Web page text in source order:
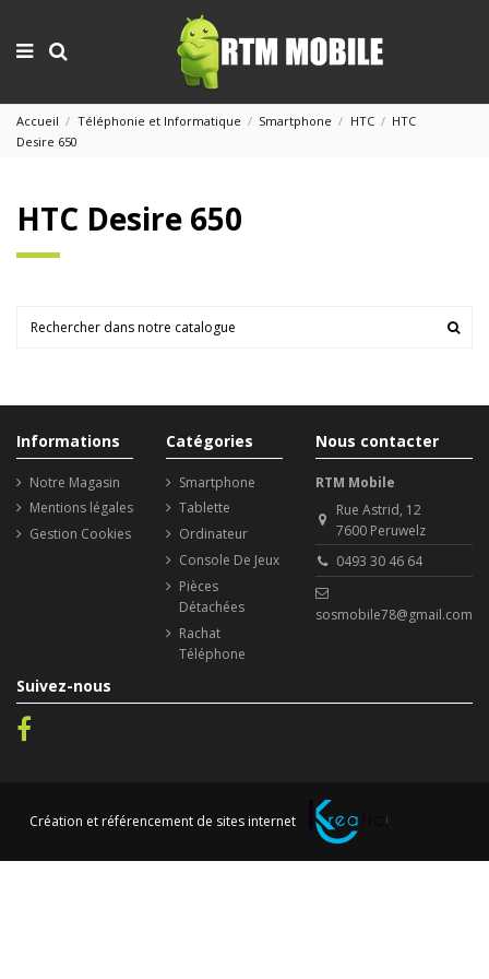
Accueil Téléphonie et Informatique Smartphone HTC
HTC
Desire 650
HTC Desire 650
Informations
Notre Magasin
Mentions légales
Gestion Cookies
Catégories
Smartphone
Tablette
Ordinateur
Console De Jeux
Pièces
Détachées
Rachat
Téléphone
Nous contacter
RTM Mobile
Rue Astrid, 12
7600 Peruwelz
0493 30 46 64
sosmobile78@gmail.com
Suivez-nous
Création et référencement de sites internet